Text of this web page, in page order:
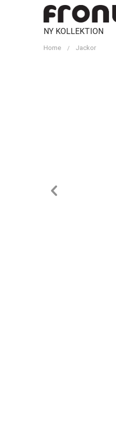
NY KOLLEKTION
Home Jackor